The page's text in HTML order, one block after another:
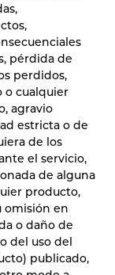
pérdida de
perdidos,
o cualquier
agravio
estricta o de
de los
el servicio,
de alguna
producto,
omisión en
o daño de
del uso del
publicado,